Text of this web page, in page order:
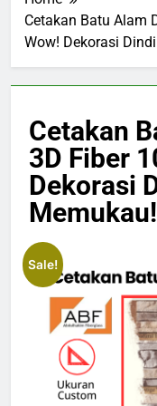
Cetakan Batu Alam
Wow! Dekorasi
Cetakan
3D Fiber
Dekorasi
Memukau!
Sale!